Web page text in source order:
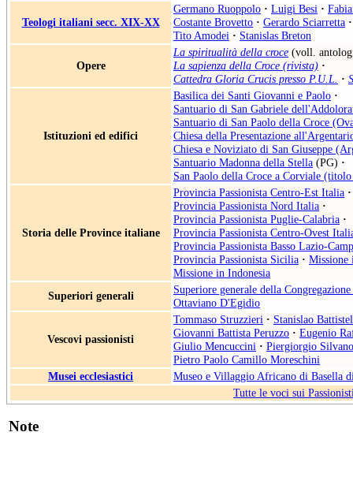
Teologi italiani secc. XIX-XX
Germano Ruoppolo · Luigi Besi ·
Costante Brovetto · Gerardo Sciarretta ·
Tito Amodei · Stanislas Breton
Opere
La spiritualità della croce (voll.
La sapienza della Croce (rivista) ·
Cattedra Gloria Crucis presso P.U.L.
·
Istituzioni ed edifici
Basilica dei Santi Giovanni e Paolo ·
Santuario di San Gabriele
Santuario di San Paolo della Croce
Chiesa della Presentazione
Chiesa e Noviziato di San Giuseppe
Santuario Madonna della Stella (PG) ·
San Paolo della Croce a Corviale
Storia delle Province italiane
Provincia Passionista Centro-Est Italia ·
Provincia Passionista Nord Italia ·
Provincia Passionista Puglie-Calabria ·
Provincia Passionista Centro-Ovest
Provincia Passionista Basso Lazio-
Provincia Passionista Sicilia · Missione
Missione in Indonesia
Superiori generali
Superiore generale della
Ottaviano D'Egidio
Vescovi passionisti
Tommaso Struzzieri · Stanislao
Giovanni Battista Peruzzo · Eugenio
Giulio Mencuccini · Piergiorgio
Pietro Paolo Camillo Moreschini
Musei ecclesiastici
Museo e Villaggio Africano di Basella
Tutte le voci sui
Note